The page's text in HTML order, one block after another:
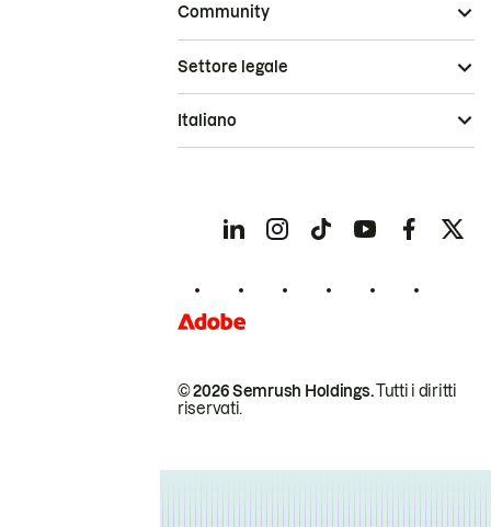
Community
© 2026 Semrush Holdings.Tutti i diritti
riservati.
Settore legale
Italiano